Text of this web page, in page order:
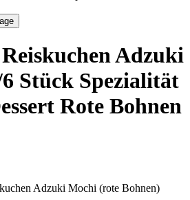
Adzuki
Stück Spezialität
Rote Bohnen
Adzuki Mochi (rote Bohnen)